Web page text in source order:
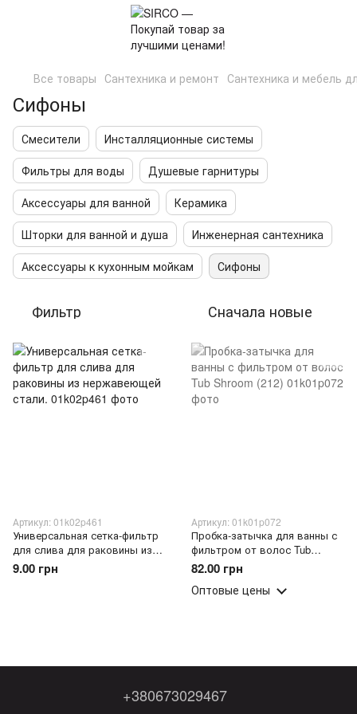
Все товары Сантехника и ремонт Сантехника и мебель
Сифоны
Смесители
Инсталляционные системы
Фильтры для воды
Душевые гарнитуры
Аксессуары для ванной
Керамика
Шторки для ванной и душа
Инженерная сантехника
Аксессуары к кухонным мойкам
Сифоны
Фильтр Сначала новые
Артикул: 01k02p461
Универсальная сетка-фильтр
для слива для раковины из
нержавеющей стали.
9.00 грн
Артикул: 01k01p072
Пробка-затычка для ванны с
фильтром от волос Tub
Shroom (212)
82.00 грн
Оптовые цены
+380673029467